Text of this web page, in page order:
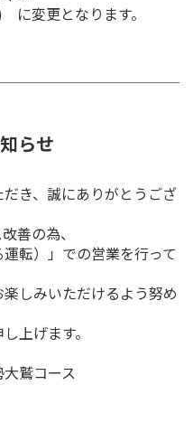
変更となります。
らせ
き、誠にありがとうござ
善の為、
転）」での営業を行って
しみいただけるよう努め
上げます。
鷲コース